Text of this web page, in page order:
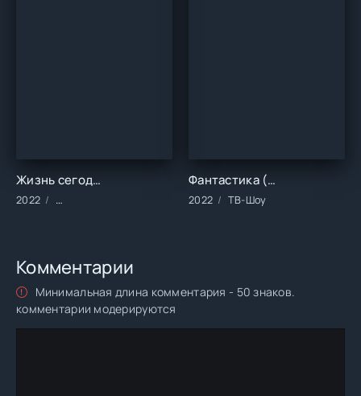
Жизнь сегодня (1 сезон)
2022 Сериалы/2022 год/Зарубежные/Турецкие/Драма
Фантастика (1-3 сезон)
2022 ТВ-Шоу
Комментарии
Минимальная длина комментария - 50 знаков.
комментарии модерируются